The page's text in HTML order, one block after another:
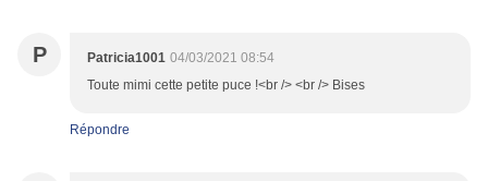
P Patricia1001 04/03/2021 08:54
Toute mimi cette petite puce !<br /> <br /> Bises
Répondre